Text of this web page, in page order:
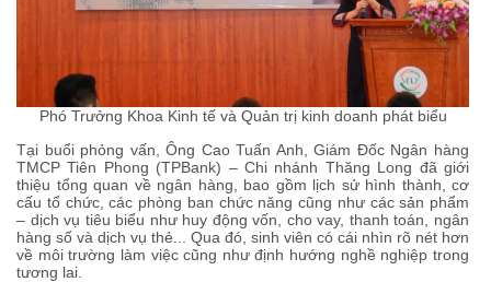
Phó Trưởng Khoa Kinh tế và Quản trị kinh doanh phát biểu
Tại buổi phỏng vấn, Ông Cao Tuấn Anh, Giám Đốc Ngân hàng
TMCP Tiên Phong (TPBank) – Chi nhánh Thăng Long đã giới
thiệu tổng quan về ngân hàng, bao gồm lịch sử hình thành, cơ
cấu tổ chức, các phòng ban chức năng cũng như các sản phẩm
– dịch vụ tiêu biểu như huy động vốn, cho vay, thanh toán, ngân
hàng số và dịch vụ thẻ... Qua đó, sinh viên có cái nhìn rõ nét hơn
về môi trường làm việc cũng như định hướng nghề nghiệp trong
tương lai.